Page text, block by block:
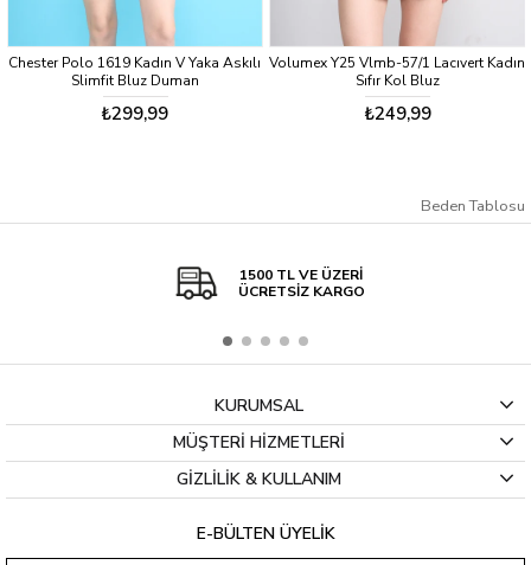
Chester Polo 1619 Kadın V Yaka Askılı
Slimfit Bluz Duman
₺299,99
Volumex Y25 Vlmb-57/1 Lacıvert Kadın
Sıfır Kol Bluz
₺249,99
Beden Tablosu
1500 TL VE ÜZERİ
ÜCRETSİZ KARGO
KURUMSAL
MÜŞTERİ HİZMETLERİ
GİZLİLİK & KULLANIM
E-BÜLTEN ÜYELİK